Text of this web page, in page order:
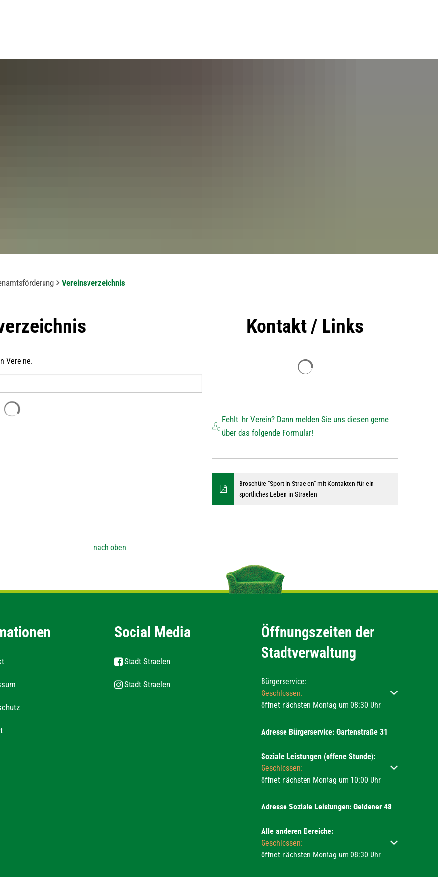
Vereinsverzeichnis
Vereine.
Kontakt / Links
Fehlt Ihr Verein? Dann melden Sie uns diesen gerne
über das folgende Formular!
Broschüre "Sport in Straelen" mit Kontakten für ein
sportliches Leben in Straelen
nach oben
Social Media
Stadt Straelen
Stadt Straelen
Öffnungszeiten der
Stadtverwaltung
Bürgerservice:
Klicken, um weitere Öffnungs- oder Schließzeiten
Geschlossen:
öffnet nächsten Montag um 08:30 Uhr
Adresse Bürgerservice: Gartenstraße 31
Soziale Leistungen (offene Stunde):
Klicken, um weitere Öffnungs- oder Schließzeiten
Geschlossen:
öffnet nächsten Montag um 10:00 Uhr
Adresse Soziale Leistungen: Geldener 48
Alle anderen Bereiche:
Klicken, um weitere Öffnungs- oder Schließzeiten
Geschlossen:
öffnet nächsten Montag um 08:30 Uhr